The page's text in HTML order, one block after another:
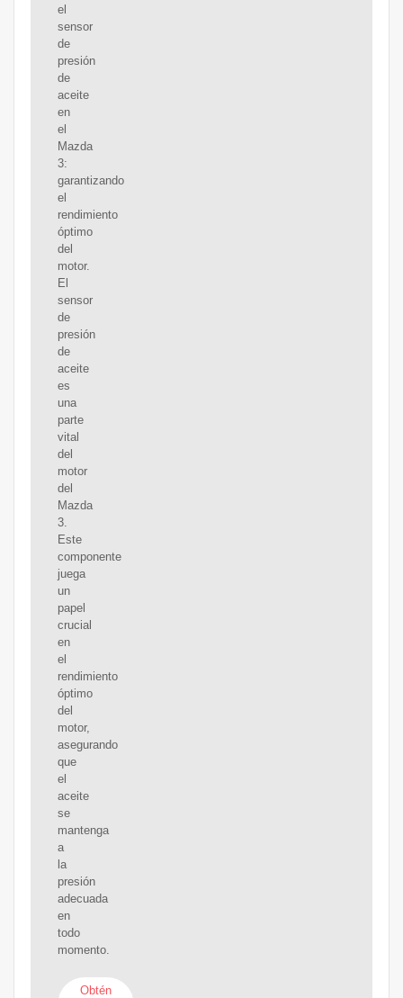
el
sensor
de
presión
de
aceite
en
el
Mazda
3:
garantizando
el
rendimiento
óptimo
del
motor.
El
sensor
de
presión
de
aceite
es
una
parte
vital
del
motor
del
Mazda
3.
Este
componente
juega
un
papel
crucial
en
el
rendimiento
óptimo
del
motor,
asegurando
que
el
aceite
se
mantenga
a
la
presión
adecuada
en
todo
momento.
Obtén